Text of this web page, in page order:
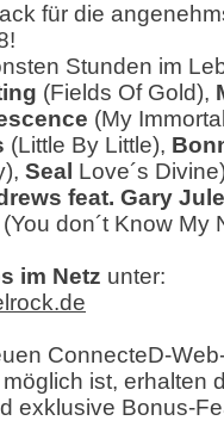
für die
Stunden im
(Fields Of Gold),
(My
(Little By Little),
Seal Love´s
feat. Gary
(You don´t Know My
im Netz unter:
ConnecteD-
ist, erhalten
exklusive Bonus-